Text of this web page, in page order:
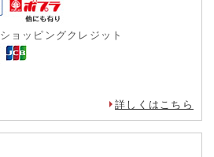
ショッピングクレジット
詳しくはこちら